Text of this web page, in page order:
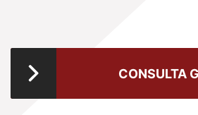
CONSULTA